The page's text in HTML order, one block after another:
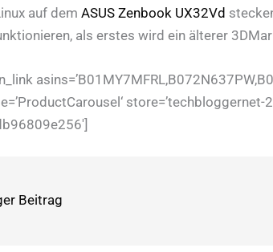
auf dem ASUS Zenbook UX32Vd
als erstes wird ein älterer
store=’techbloggernet-
Beitrag